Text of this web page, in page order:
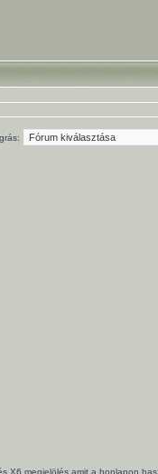
X6 megjelölés amit a honlapon